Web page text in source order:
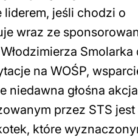
jeśli chodzi o
wraz ze
Smolarka
na WOŚP,
głośna akcja
przez STS
które